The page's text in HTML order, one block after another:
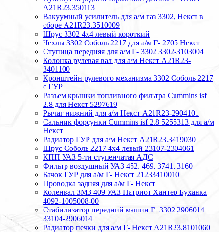
А21R23.350113
Вакуумный усилитель для а/м газ 3302, Некст в
сборе A21R23.3510009
Шрус 3302 4х4 левый короткий
Чехлы 3302 Соболь 2217 для а/м Г- 2705 Некст
Ступица передняя для а/м Г- 3302 3302-3103004
Колонка рулевая вал для а/м Некст A21R23-
3401100
Кронштейн рулевого механизма 3302 Соболь 2217
с ГУР
Разъем крышки топливного фильтра Cummins isf
2.8 для Некст 5297619
Рычаг нижний для а/м Некст А21R23-2904101
Сальник форсунки Cummins isf 2.8 5255313 для а/м
Некст
Радиатор ГУР для а/м Некст A21R23.3419030
Шрус Соболь 2217 4х4 левый 23107-2304061
КПП УАЗ 5-ти ступенчатая АДС
Фильтр воздушный УАЗ 452, 469, 3741, 3160
Бачок ГУР для а/м Г- Некст 21233410010
Проводка задняя для а/м Г- Некст
Коленвал ЗМЗ 409 УАЗ Патриот Хантер Буханка
4092-1005008-00
Стабилизатор передний машин Г- 3302 2906014
33104-2906014
Радиатор печки для а/м Г- Некст А21R23.8101060